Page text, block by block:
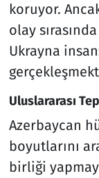
koruyor.
olay
Ukrayna
Uluslararası
Azerbaycan
boyutlarını
birliği